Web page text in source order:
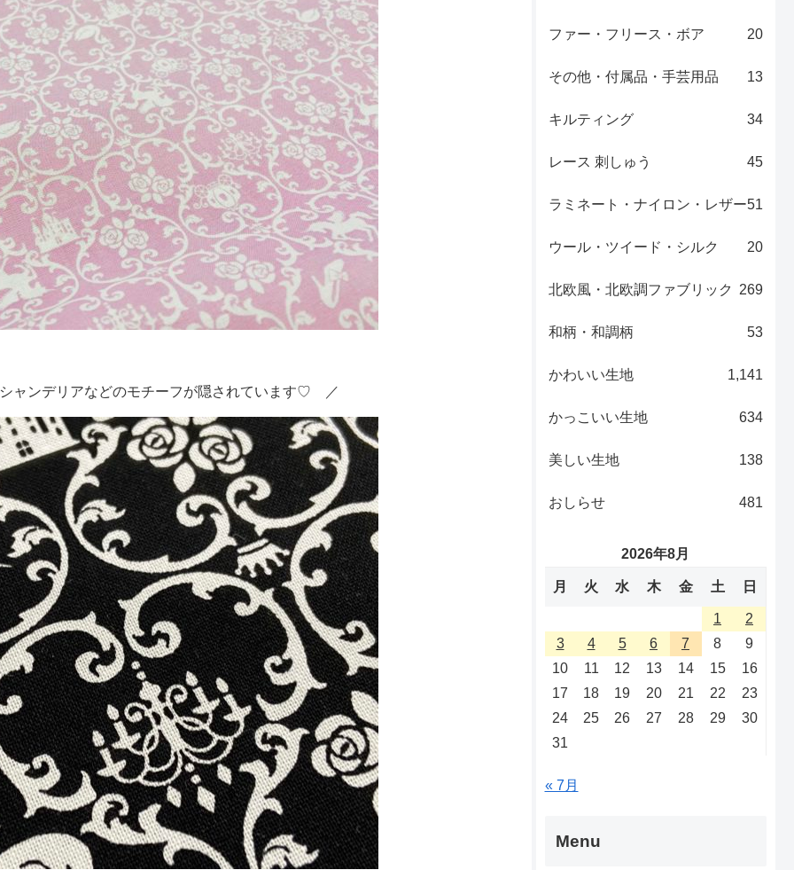
ャンデリアなどのモチーフが隠されています♡ ／
ファー・フリース・ボア 20
その他・付属品・手芸用品 13
キルティング 34
レース 刺しゅう 45
ラミネート・ナイロン・レザー51
ウール・ツイード・シルク 20
北欧風・北欧調ファブリック 269
和柄・和調柄 53
かわいい生地 1,141
かっこいい生地 634
美しい生地 138
おしらせ 481
2026年8月
月 火 水 木 金 土 日
1
2
3
4 5 6 7 8
9
10
11 12 13 14 15
16
17
18 19 20 21 22
23
24
25 26 27 28 29
30
31
« 7月
Menu